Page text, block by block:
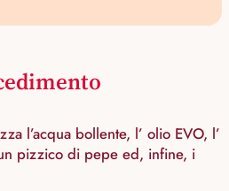
l’acqua bollente, l’ olio EVO, l’
pizzico di pepe ed, infine, i